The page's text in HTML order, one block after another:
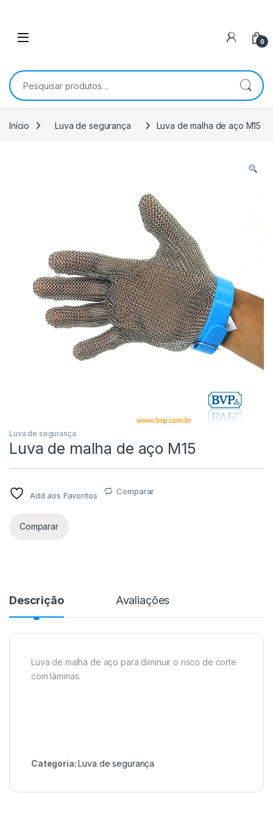
0
Pesquisar por:
Início Luva de segurança Luva de malha de aço M15
Luva de segurança
Luva de malha de aço M15
Add aos Favoritos Comparar
Comparar
Descrição Avaliações
Luva de malha de aço para diminuir o risco de corte
com lâminas.
Categoria:Luva de segurança